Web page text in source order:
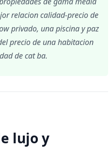
relacion calidad-precio de
privado, una piscina y paz
precio de una habitacion
de cat ba.
lujo y